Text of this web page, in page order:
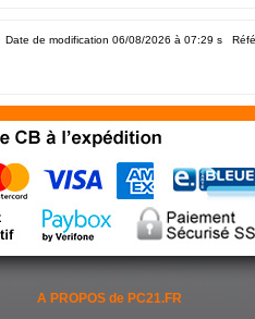
Date de modification 06/08/2026 à 07:29 s
A PROPOS de PC21.FR